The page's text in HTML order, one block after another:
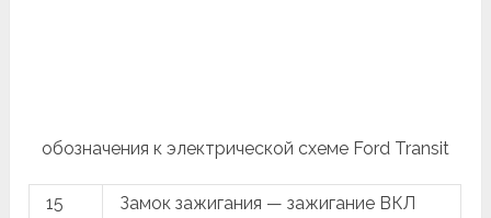
обозначения к электрической схеме Ford Transit
15 Замок зажигания — зажигание ВКЛ